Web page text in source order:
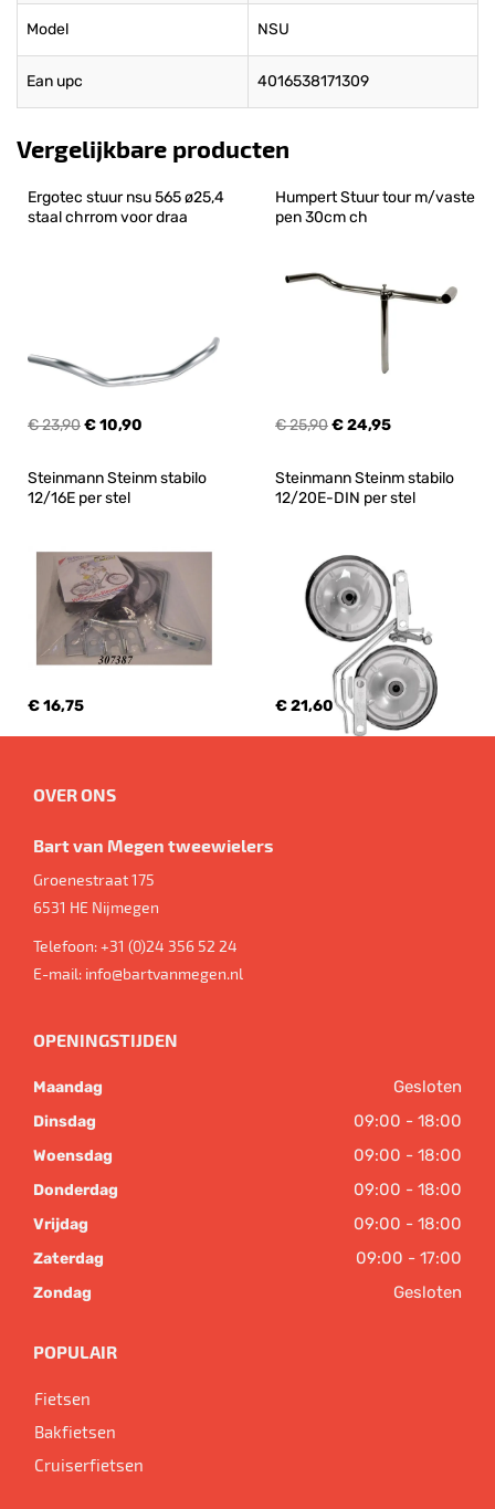
Model NSU
Ean upc 4016538171309
Vergelijkbare producten
Ergotec stuur nsu 565 ø25,4
staal chrrom voor draa
€ 23,90€ 10,90
Humpert Stuur tour m/vaste
pen 30cm ch
€ 25,90€ 24,95
Steinmann Steinm stabilo
12/16E per stel
€ 16,75
Steinmann Steinm stabilo
12/20E-DIN per stel
€ 21,60
OVER ONS
Bart van Megen tweewielers
Groenestraat 175
6531 HE Nijmegen
Telefoon:+31 (0)24 356 52 24
E-mail: info@bartvanmegen.nl
OPENINGSTIJDEN
Maandag Gesloten
Dinsdag 09:00 - 18:00
Woensdag 09:00 - 18:00
Donderdag 09:00 - 18:00
Vrijdag 09:00 - 18:00
Zaterdag 09:00 - 17:00
Zondag Gesloten
POPULAIR
Fietsen
Bakfietsen
Cruiserfietsen